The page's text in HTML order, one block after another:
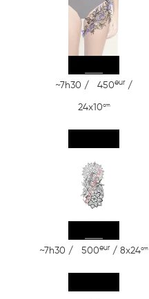
~7h30 / 450eur /
24x10cm
~7h30 / 500eur / 8x24cm